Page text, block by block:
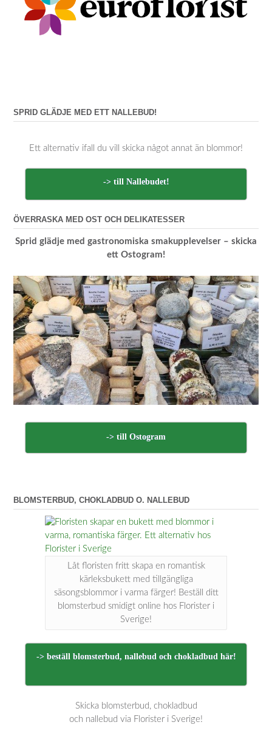
SPRID GLÄDJE MED ETT NALLEBUD!
Ett alternativ ifall du vill skicka något annat än blommor!
-> till Nallebudet!
ÖVERRASKA MED OST OCH DELIKATESSER
Sprid glädje med gastronomiska smakupplevelser – skicka
ett Ostogram!
-> till Ostogram
BLOMSTERBUD, CHOKLADBUD O. NALLEBUD
Låt floristen fritt skapa en romantisk
kärleksbukett med tillgängliga
säsongsblommor i varma färger! Beställ ditt
blomsterbud smidigt online hos Florister i
Sverige!
-> beställ blomsterbud, nallebud och chokladbud här!
Skicka blomsterbud, chokladbud
och nallebud via Florister i Sverige!